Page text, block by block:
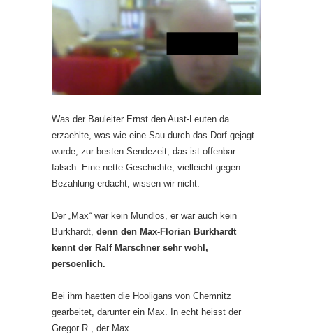
Was der Bauleiter Ernst den Aust-Leuten da
erzaehlte, was wie eine Sau durch das Dorf gejagt
wurde, zur besten Sendezeit, das ist offenbar
falsch. Eine nette Geschichte, vielleicht gegen
Bezahlung erdacht, wissen wir nicht.
Der „Max“ war kein Mundlos, er war auch kein
Burkhardt, denn den Max-Florian Burkhardt
kennt der Ralf Marschner sehr wohl,
persoenlich.
Bei ihm haetten die Hooligans von Chemnitz
gearbeitet, darunter ein Max. In echt heisst der
Gregor R., der Max.